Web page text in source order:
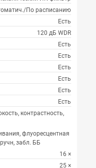
По расписанию
Есть
120 дБ WDR
Есть
Есть
Есть
Есть
Есть
Есть
контрастность,
флуоресцентная
забл. ББ
16 ×
25 ×